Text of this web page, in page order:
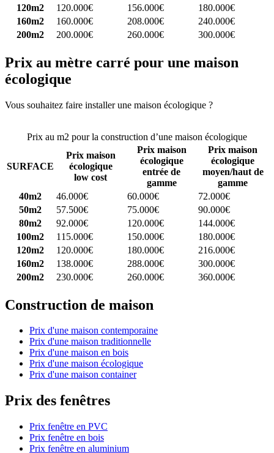
120m2
120.000€ 156.000€
180.000€
160m2
160.000€ 208.000€
240.000€
200m2
200.000€ 260.000€ 300.000€
Prix au mètre carré pour une maison
écologique
Vous souhaitez faire installer une maison écologique ?
Prix au m2 pour la construction d’une maison écologique
SURFACE
Prix maison
écologique
low cost
Prix maison
écologique
entrée de
gamme
Prix maison
écologique
moyen/haut de
gamme
40m2
46.000€ 60.000€
72.000€
50m2
57.500€ 75.000€
90.000€
80m2
92.000€ 120.000€
144.000€
100m2
115.000€ 150.000€
180.000€
120m2
120.000€ 180.000€
216.000€
160m2
138.000€ 288.000€
300.000€
200m2
230.000€ 260.000€ 360.000€
Construction de maison
Prix d'une maison contemporaine
Prix d'une maison traditionnelle
Prix d'une maison en bois
Prix d'une maison écologique
Prix d'une maison container
Prix des fenêtres
Prix fenêtre en PVC
Prix fenêtre en bois
Prix fenêtre en aluminium